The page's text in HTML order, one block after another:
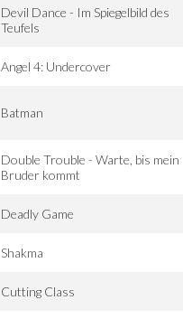
Devil Dance - Im Spiegelbild des
Teufels
Angel 4: Undercover
Batman
Double Trouble - Warte, bis mein
Bruder kommt
Deadly Game
Shakma
Cutting Class